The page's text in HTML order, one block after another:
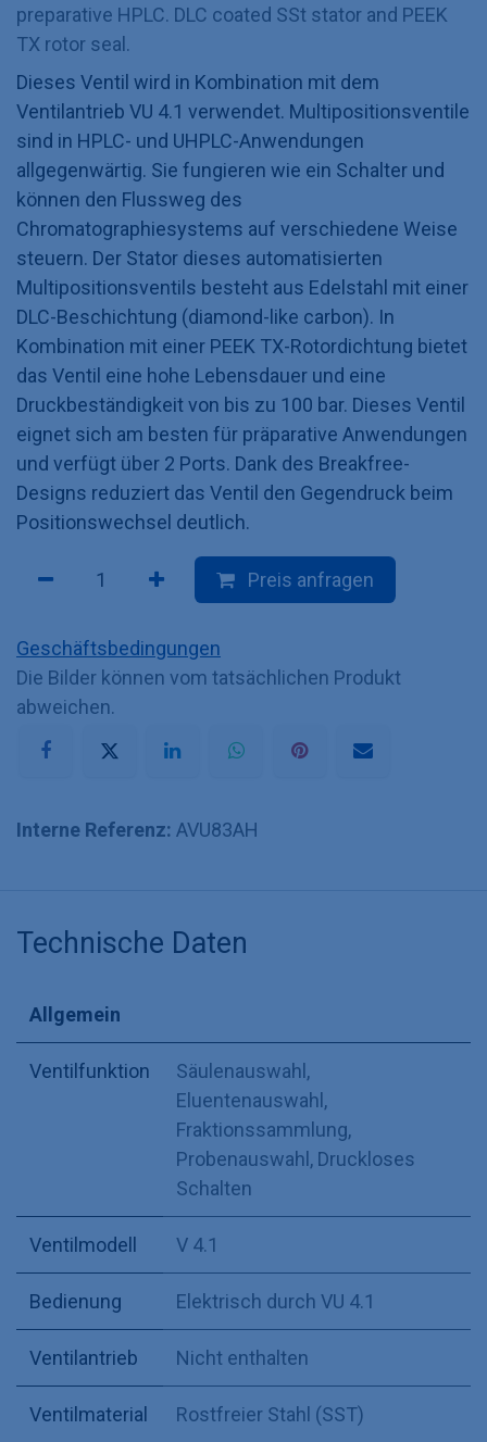
preparative HPLC. DLC coated SSt stator and PEEK
TX rotor seal.
Dieses Ventil wird in Kombination mit dem
Ventilantrieb VU 4.1 verwendet. Multipositionsventile
sind in HPLC- und UHPLC-Anwendungen
allgegenwärtig. Sie fungieren wie ein Schalter und
können den Flussweg des
Chromatographiesystems auf verschiedene Weise
steuern. Der Stator dieses automatisierten
Multipositionsventils besteht aus Edelstahl mit einer
DLC-Beschichtung (diamond-like carbon). In
Kombination mit einer PEEK TX-Rotordichtung bietet
das Ventil eine hohe Lebensdauer und eine
Druckbeständigkeit von bis zu 100 bar. Dieses Ventil
eignet sich am besten für präparative Anwendungen
und verfügt über 2 Ports. Dank des Breakfree-
Designs reduziert das Ventil den Gegendruck beim
Positionswechsel deutlich.
Preis anfragen
Geschäftsbedingungen
Die Bilder können vom tatsächlichen Produkt
abweichen.
Interne Referenz: AVU83AH
Technische Daten
Allgemein
Ventilfunktion Säulenauswahl ,
Eluentenauswahl ,
Fraktionssammlung,
Probenauswahl , Druckloses
Schalten
Ventilmodell V 4.1
Bedienung Elektrisch durch VU 4.1
Ventilantrieb Nicht enthalten
Ventilmaterial Rostfreier Stahl (SST)